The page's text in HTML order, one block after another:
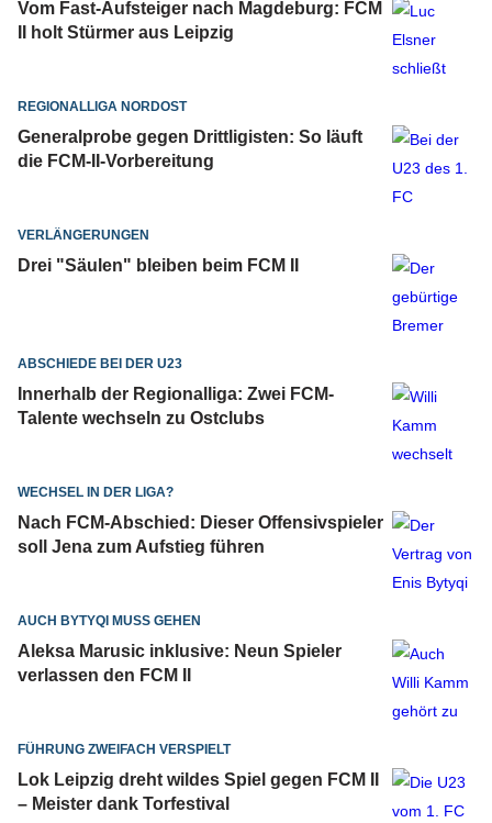
Vom Fast-Aufsteiger nach Magdeburg: FCM
II holt Stürmer aus Leipzig
REGIONALLIGA NORDOST
Generalprobe gegen Drittligisten: So läuft
die FCM-II-Vorbereitung
VERLÄNGERUNGEN
Drei "Säulen" bleiben beim FCM II
ABSCHIEDE BEI DER U23
Innerhalb der Regionalliga: Zwei FCM-
Talente wechseln zu Ostclubs
WECHSEL IN DER LIGA?
Nach FCM-Abschied: Dieser Offensivspieler
soll Jena zum Aufstieg führen
AUCH BYTYQI MUSS GEHEN
Aleksa Marusic inklusive: Neun Spieler
verlassen den FCM II
FÜHRUNG ZWEIFACH VERSPIELT
Lok Leipzig dreht wildes Spiel gegen FCM II
– Meister dank Torfestival